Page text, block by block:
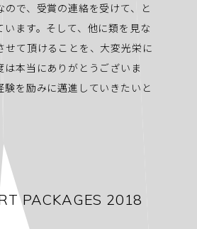
ので、受賞の連絡を受けて、と
います。そして、他に類を見な
せて頂けることを、大変光栄に
は本当にありがとうございま
験を励みに邁進していきたいと
PACKAGES 2018